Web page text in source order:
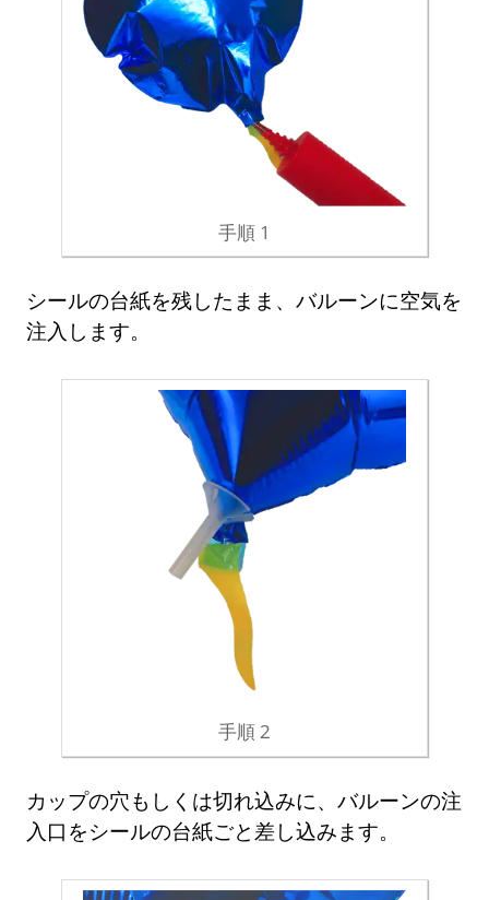
手順 1
シールの台紙を残したまま、バルーンに空気を
注入します。
手順 2
カップの穴もしくは切れ込みに、バルーンの注
入口をシールの台紙ごと差し込みます。